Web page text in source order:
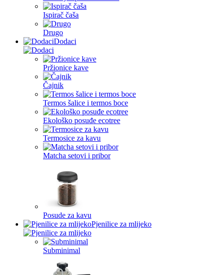
Ispirač čaša
Drugo
Dodaci
Pržionice kave
Čajnik
Termos šalice i termos boce
Ekološko posuđe ecotree
Termosice za kavu
Matcha setovi i pribor
Posude za kavu
Pjenilice za mlijeko
Subminimal